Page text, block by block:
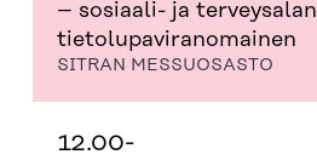
– sosiaali- ja terveysalan
tietolupaviranomainen
SITRAN MESSUOSASTO
12.00-